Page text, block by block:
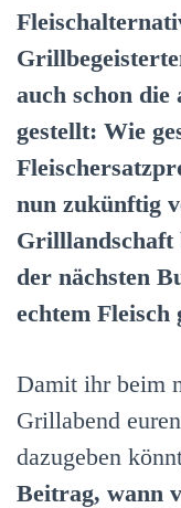
auch schon die
gestellt: Wie
nun zukünftig
Grilllandschaft
der nächsten
echtem Fleisch
Damit ihr beim
Grillabend
dazugeben
Beitrag, wann